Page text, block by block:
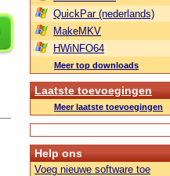
QuickPar (nederlands)
MakeMKV
HWiNFO64
Meer top downloads
Laatste toevoegingen
Meer laatste toevoegingen
Help ons
Voeg nieuwe software toe